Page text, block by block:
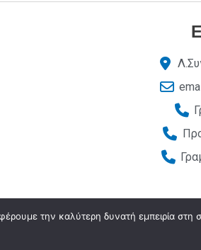
Σύλλογος
την καλύτερη δυνατή εμπειρία στη